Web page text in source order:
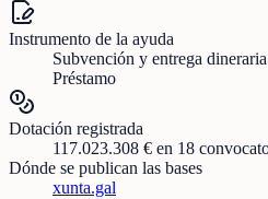
Instrumento de la ayuda
Subvención y entrega
Préstamo
Dotación registrada
117.023.308 € en 18
Dónde se publican las bases
xunta.gal